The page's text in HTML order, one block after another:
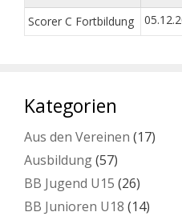
Scorer C Fortbildung
Kategorien
Aus den Vereinen (17)
Ausbildung(57)
BB Jugend U15 (26)
BB Junioren U18 (14)